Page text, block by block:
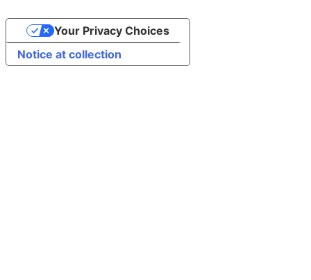
Notice at collection
Your Privacy Choices